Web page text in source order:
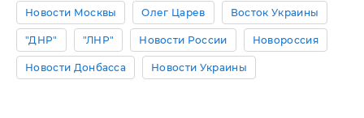
Новости Москвы Олег Царев Восток Украины
"ДНР" "ЛНР" Новости России Новороссия
Новости Донбасса Новости Украины